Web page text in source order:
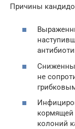
Причины
не
кормящей
колоний